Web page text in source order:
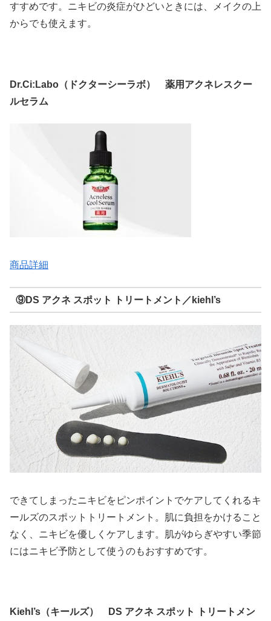
すすめです。ニキビの炎症がひどいときには、メイクの上
からでも使えます。
Dr.Ci:Labo（ドクターシーラボ） 薬用アクネレスクー
ルセラム
商品詳細
⑨DS アクネ スポット トリートメント／kiehl’s
できてしまったニキビをピンポイントでケアしてくれるキ
ールズのスポットトリートメント。肌に負担をかけること
なく、ニキビを優しくケアします。肌がゆらぎやすい季節
にはニキビ予防として使うのもおすすめです。
Kiehl’s（キールズ） DS アクネ スポット トリートメン